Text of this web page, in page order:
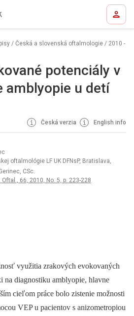
/ Česká a slovenská oftalmologie / 2010 -
potenciály v
amblyopie u detí
Česká verzia English info
oftalmológie LF UK DFNsP, Bratislava,
CSc.
Oftal., 66, 2010, No. 5, p. 223-228
využitia zrakových evokovaných
na diagnostiku amblyopie, hlavne
cieľom práce bolo zistenie možnosti
VEP u pacientov s anizometropiou